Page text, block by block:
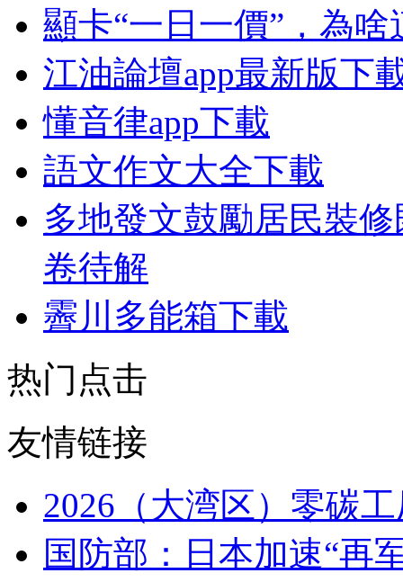
顯卡“一日一價”，為
江油論壇app最新版下
懂音律app下載
語文作文大全下載
多地發文鼓勵居民裝
卷待解
霽川多能箱下載
热门点击
友情链接
2026（大湾区）零碳
国防部：日本加速“再